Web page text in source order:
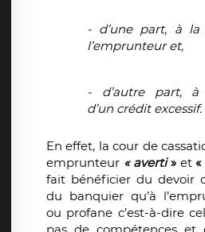
- d’une part, à
l’emprunteur et,
- d’autre part, à
d’un crédit excessif.
En effet, la cour de
emprunteur « averti»et«
fait bénéficier du devoir
du banquier qu’à
ou profane c’est-à-dire